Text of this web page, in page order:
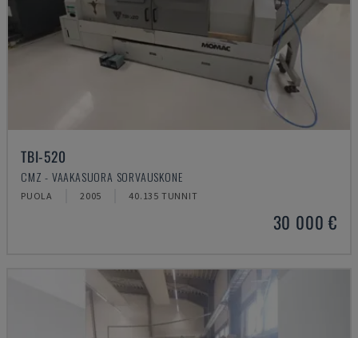
TBI-520
CMZ - VAAKASUORA SORVAUSKONE
PUOLA 2005 40.135 TUNNIT
30 000 €